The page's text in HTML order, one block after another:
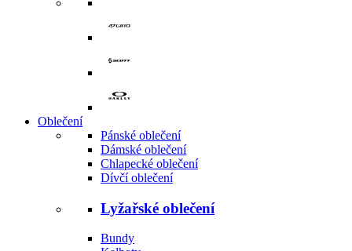
Oblečení
Pánské oblečení
Dámské oblečení
Chlapecké oblečení
Dívčí oblečení
Lyžařské oblečení
Bundy